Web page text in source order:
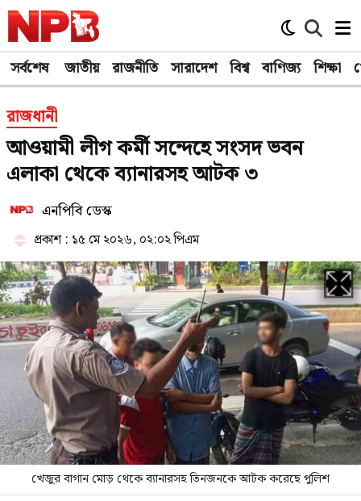
সর্বশেষ জাতীয় রাজনীতি সারাদেশ বিশ্ব বাণিজ্য শিক্ষা
রাজধানী
আওয়ামী লীগ কর্মী সন্দেহে সংসদ ভবন
এলাকা থেকে ব্যানারসহ আটক ৩
এনপিবি ডেস্ক
প্রকাশ : ১৫ মে ২০২৬, ০২:০২ পিএম
খেজুর বাগান মোড় থেকে ব্যানারসহ তিনজনকে আটক করেছে পুলিশ